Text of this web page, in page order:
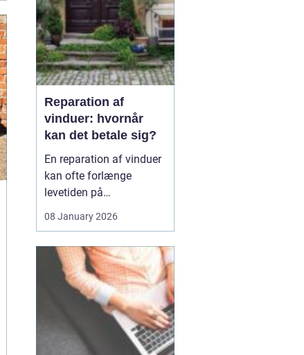
January 2026
Reparation af
vinduer: hvornår
kan det betale sig?
En reparation af vinduer
kan ofte forlænge
levetiden på
glas med mange år. For
valget mellem at
reparere eller udskifte
hele vinduet, og
beslutningen har både
08 January 2026